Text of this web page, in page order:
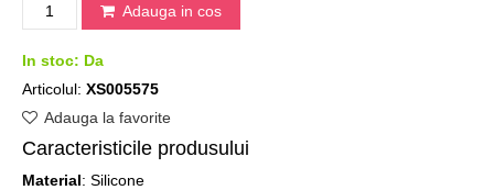
Adauga in cos
In stoc: Da
Articolul: XS005575
Adauga la favorite
Caracteristicile produsului
Material: Silicone